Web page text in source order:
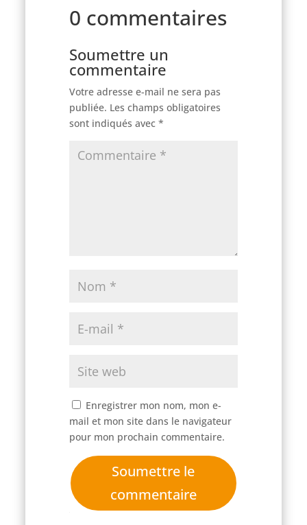
0 commentaires
Soumettre un
commentaire
Votre adresse e-mail ne sera pas
publiée. Les champs obligatoires
sont indiqués avec *
Enregistrer mon nom, mon e-
mail et mon site dans le navigateur
pour mon prochain commentaire.
Soumettre le
commentaire